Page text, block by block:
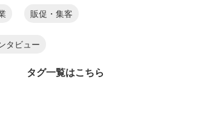
販促・集客
タビュー
タグ一覧はこちら